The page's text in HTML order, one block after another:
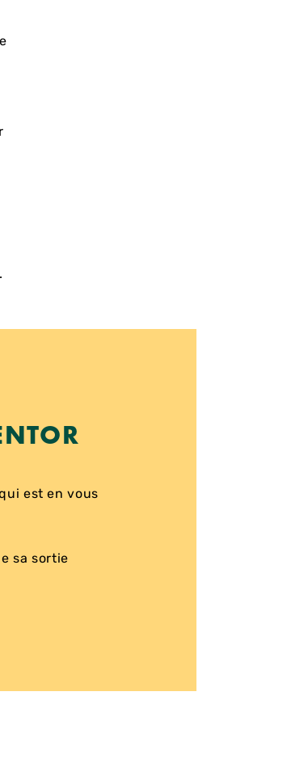
est en vous
sa sortie